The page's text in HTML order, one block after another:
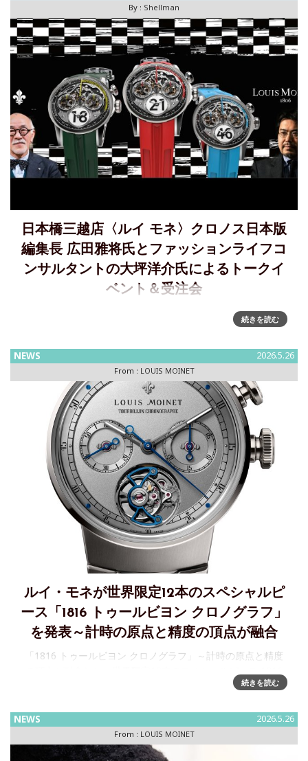
By : Shellman
日本橋三越店〈ルイ モネ〉クロノス日本版
編集長 広田雅将氏とファッションライフコ
ンサルタントの大坪洋介氏によるトークイ
ベント＆受注会
会期：2026年8月11日(火・祝) 午後3時～会場：日本橋三越
本店 本館6階 ウォッチギャラリー / cal.BAR 2026年8月5日
続きを読む
NEWS 2026.5.26
From : LOUIS MOINET
ルイ・モネが世界限定12本のスペシャルピ
ース「1816 トゥールビヨン クロノグラフ」
を発表～計時の原点と精度の頂点が融合
「1816 トゥールビヨン クロノグラフ」～計時の原点と精度
年、時計師ルイ・モネは世界で初めて「時間を計測するため
代、精度の
続きを読む
NEWS 2026.5.26
From : LOUIS MOINET